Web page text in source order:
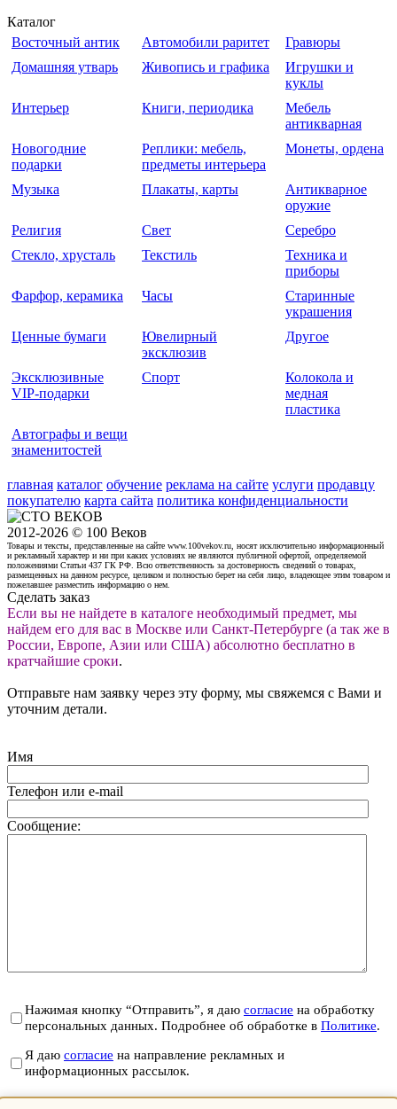
Каталог
Восточный антик
Автомобили раритет
Гравюры
Домашняя утварь
Живопись и графика
Игрушки и
куклы
Интерьер
Книги, периодика
Мебель
антикварная
Новогодние
подарки
Реплики: мебель,
предметы интерьера
Монеты, ордена
Музыка Плакаты, карты
Антикварное
оружие
Религия
Свет
Серебро
Стекло, хрусталь
Текстиль
Техника и
приборы
Фарфор, керамика
Часы
Старинные
украшения
Ценные бумаги
Ювелирный
эксклюзив
Другое
Эксклюзивные
VIP-подарки
Спорт
Колокола и
медная
пластика
Автографы и вещи
знаменитостей
главная каталог обучение реклама на сайте услуги продавцу
покупателю карта сайта политика конфиденциальности
2012-2026 © 100 Веков
Товары и тексты, представленные на сайте www.100vekov.ru, носят исключительно информационный
и рекламный характер и ни при каких условиях не являются публичной офертой, определяемой
положениями Статьи 437 ГК РФ. Всю ответственность за достоверность сведений о товарах,
размещенных на данном ресурсе, целиком и полностью берет на себя лицо, владеющее этим товаром и
пожелавшее разместить информацию о нем.
Сделать заказ
Если вы не найдете в каталоге необходимый предмет, мы
найдем его для вас в Москве или Санкт-Петербурге (а так же в
России, Европе, Азии или США) абсолютно бесплатно в
кратчайшие сроки.
Отправьте нам заявку через эту форму, мы свяжемся с Вами и
уточним детали.
Имя
Телефон или e-mail
Сообщение:
Нажимая кнопку “Отправить”, я даю согласие на обработку
персональных данных. Подробнее об обработке в Политике.
Я даю согласие на направление рекламных и
информационных рассылок.
Отправить